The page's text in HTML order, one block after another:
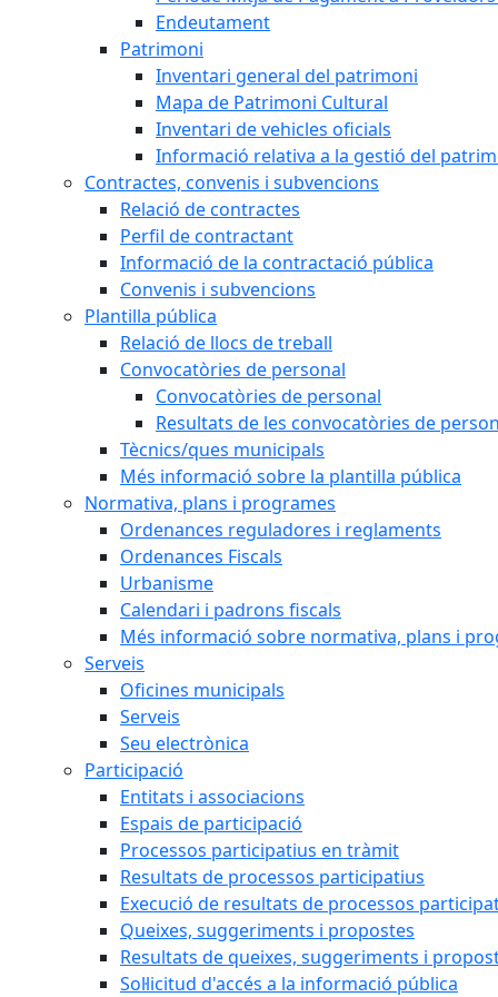
Endeutament
Patrimoni
Inventari general del patrimoni
Mapa de Patrimoni Cultural
Inventari de vehicles oficials
Informació relativa a la gestió del
Contractes, convenis i subvencions
Relació de contractes
Perfil de contractant
Informació de la contractació pública
Convenis i subvencions
Plantilla pública
Relació de llocs de treball
Convocatòries de personal
Convocatòries de personal
Resultats de les convocatòries de
Tècnics/ques municipals
Més informació sobre la plantilla pública
Normativa, plans i programes
Ordenances reguladores i reglaments
Ordenances Fiscals
Urbanisme
Calendari i padrons fiscals
Més informació sobre normativa, plans i
Serveis
Oficines municipals
Serveis
Seu electrònica
Participació
Entitats i associacions
Espais de participació
Processos participatius en tràmit
Resultats de processos participatius
Execució de resultats de processos
Queixes, suggeriments i propostes
Resultats de queixes, suggeriments i
Sol·licitud d'accés a la informació pública